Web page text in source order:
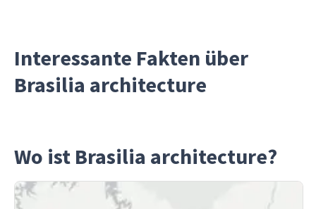
Interessante Fakten über
Brasilia architecture
Wo ist Brasilia architecture?